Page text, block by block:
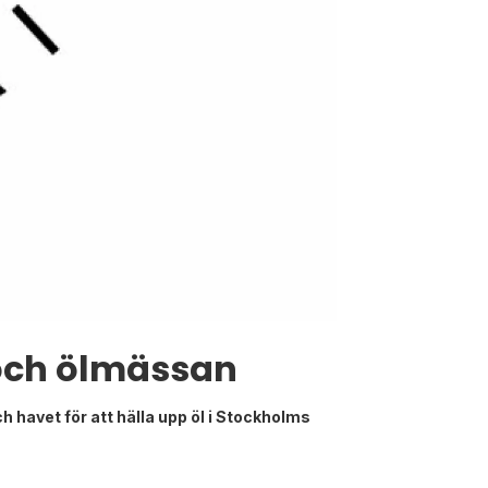
ölmässan
havet för att hälla upp öl i Stockholms